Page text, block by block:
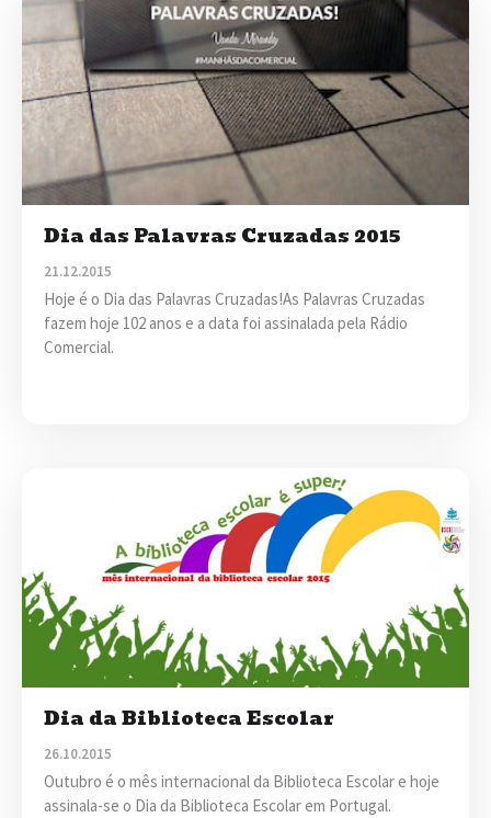
Dia das Palavras Cruzadas 2015
21.12.2015
Hoje é o Dia das Palavras Cruzadas!As Palavras Cruzadas
fazem hoje 102 anos e a data foi assinalada pela Rádio
Comercial.
Dia da Biblioteca Escolar
26.10.2015
Outubro é o mês internacional da Biblioteca Escolar e hoje
assinala-se o Dia da Biblioteca Escolar em Portugal.